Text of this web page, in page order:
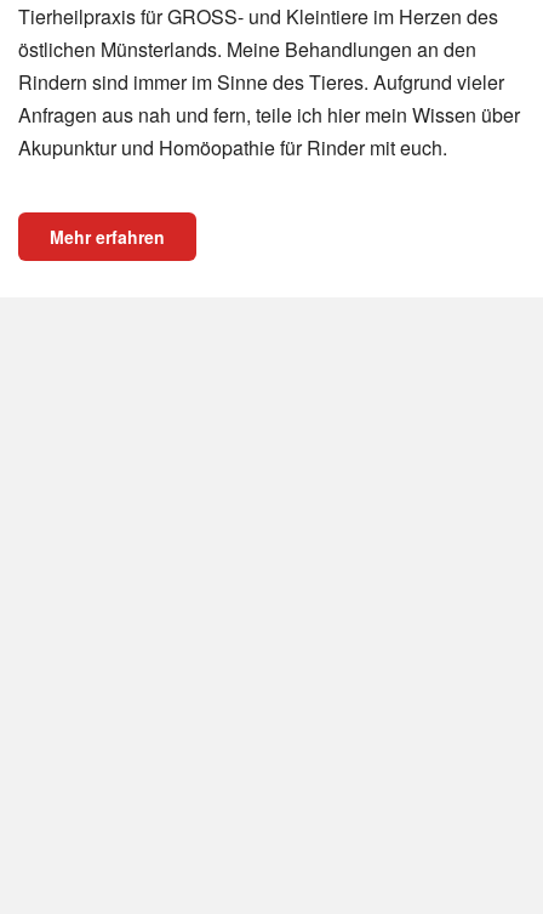
Tierheilpraxis für GROSS- und Kleintiere im Herzen des
östlichen Münsterlands. Meine Behandlungen an den
Rindern sind immer im Sinne des Tieres. Aufgrund vieler
Anfragen aus nah und fern, teile ich hier mein Wissen über
Akupunktur und Homöopathie für Rinder mit euch.
Mehr erfahren